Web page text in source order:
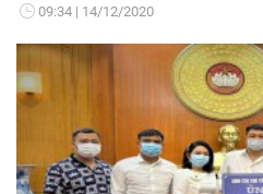
09:34 14/12/2020